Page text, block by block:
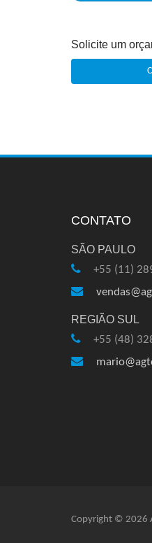
Solicite um
CONTATO
SÃO PAULO
+55 (11)
REGIÃO SUL
+55 (48)
Copyright © 2026